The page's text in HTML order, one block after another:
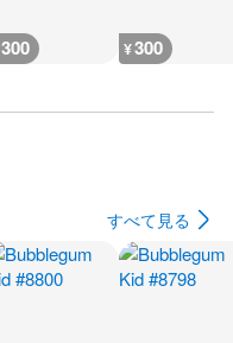
300 ¥300
すべて見る